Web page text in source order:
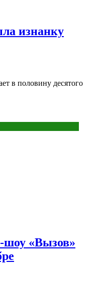
изнанку
в половину десятого
шоу «Вызов»